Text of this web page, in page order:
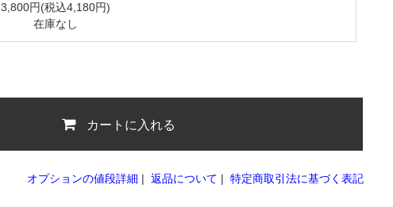
3,800円(税込4,180円)
在庫なし
カートに入れる
オプションの値段詳細 | 返品について | 特定商取引法に基づく表記